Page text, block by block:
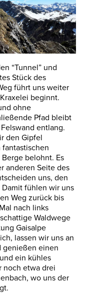
“Tunnel” und
Stück des
führt uns weiter
beginnt.
ohne
Pfad bleibt
entlang.
den Gipfel
belohnt. Es
anderen Seite des
uns, den
fühlen wir uns
Weg zurück bis
nach links
Waldwege
Gaisalpe
lassen wir uns an
genießen einen
ein kühles
noch etwa drei
wo uns der